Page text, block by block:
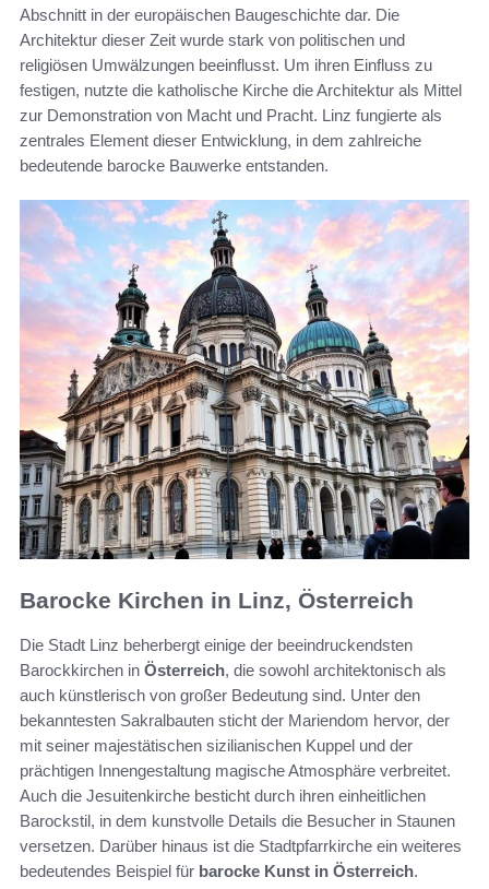
Abschnitt in der europäischen Baugeschichte dar. Die
Architektur dieser Zeit wurde stark von politischen und
religiösen Umwälzungen beeinflusst. Um ihren Einfluss zu
festigen, nutzte die katholische Kirche die Architektur als Mittel
zur Demonstration von Macht und Pracht. Linz fungierte als
zentrales Element dieser Entwicklung, in dem zahlreiche
bedeutende barocke Bauwerke entstanden.
Barocke Kirchen in Linz, Österreich
Die Stadt Linz beherbergt einige der beeindruckendsten
Barockkirchen in Österreich, die sowohl architektonisch als
auch künstlerisch von großer Bedeutung sind. Unter den
bekanntesten Sakralbauten sticht der Mariendom hervor, der
mit seiner majestätischen sizilianischen Kuppel und der
prächtigen Innengestaltung magische Atmosphäre verbreitet.
Auch die Jesuitenkirche besticht durch ihren einheitlichen
Barockstil, in dem kunstvolle Details die Besucher in Staunen
versetzen. Darüber hinaus ist die Stadtpfarrkirche ein weiteres
bedeutendes Beispiel für barocke Kunst in Österreich.